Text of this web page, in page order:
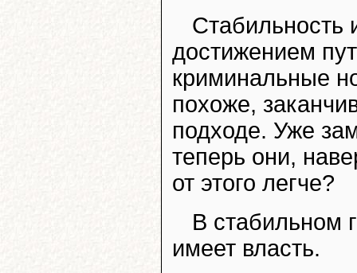
Стабильность
достижением
криминальные
похоже,
подходе. Уже
теперь они,
от этого легче?
В стабильном
имеет власть.